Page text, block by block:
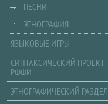
ПЕСНИ
ЭТНОГРАФИЯ
ЯЗЫКОВЫЕ ИГРЫ
СИНТАКСИЧЕСКИЙ ПРОЕКТ
РФФИ
ЭТНОГРАФИЧЕСКИЙ РАЗДЕЛ